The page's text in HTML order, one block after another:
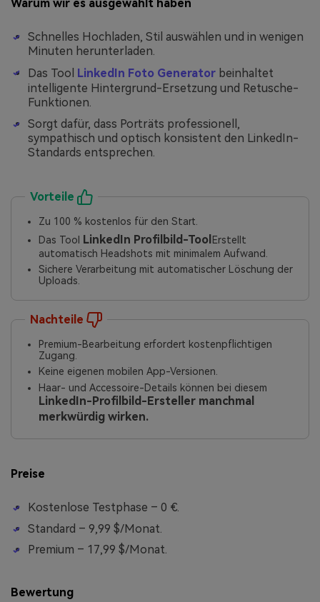
Warum wir es ausgewählt haben
Schnelles Hochladen, Stil auswählen und in wenigen
Minuten herunterladen.
Das Tool
LinkedIn Foto Generator beinhaltet
intelligente Hintergrund-Ersetzung und Retusche-
Funktionen.
Sorgt dafür, dass Porträts professionell,
sympathisch und optisch konsistent den LinkedIn-
Standards entsprechen.
Vorteile
Zu 100 % kostenlos für den Start.
Das Tool LinkedIn Profilbild-Tool Erstellt
automatisch Headshots mit minimalem Aufwand.
Sichere Verarbeitung mit automatischer Löschung der
Uploads.
Nachteile
Premium-Bearbeitung erfordert kostenpflichtigen
Zugang.
Keine eigenen mobilen App-Versionen.
Haar- und Accessoire-Details können bei diesem
LinkedIn-Profilbild-Ersteller manchmal
merkwürdig wirken.
Preise
Kostenlose Testphase – 0 €.
Standard – 9,99 $/Monat.
Premium – 17,99 $/Monat.
Bewertung